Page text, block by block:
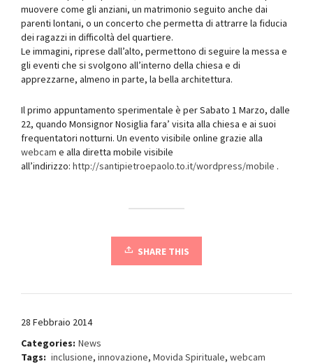
muovere come gli anziani, un matrimonio seguito anche dai
parenti lontani, o un concerto che permetta di attrarre la fiducia
dei ragazzi in difficoltà del quartiere.
Le immagini, riprese dall’alto, permettono di seguire la messa e
gli eventi che si svolgono all’interno della chiesa e di
apprezzarne, almeno in parte, la bella architettura.
Il primo appuntamento sperimentale è per Sabato 1 Marzo, dalle
22, quando Monsignor Nosiglia fara’ visita alla chiesa e ai suoi
frequentatori notturni. Un evento visibile online grazie alla
webcam e alla diretta mobile visibile
all’indirizzo: http://santipietroepaolo.to.it/wordpress/mobile .
SHARE THIS
28 Febbraio 2014
Categories: News
Tags: inclusione, innovazione, Movida Spirituale, webcam